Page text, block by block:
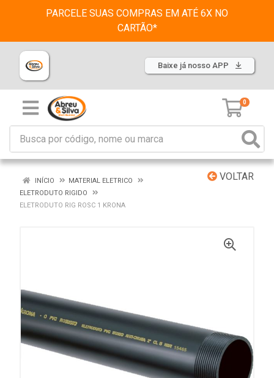
PARCELE SUAS COMPRAS EM ATÉ 6X NO
CARTÃO*
Baixe já nosso APP
0
VOLTAR
INÍCIO
MATERIAL ELETRICO
ELETRODUTO RIGIDO
ELETRODUTO RIG ROSC 1 KRONA